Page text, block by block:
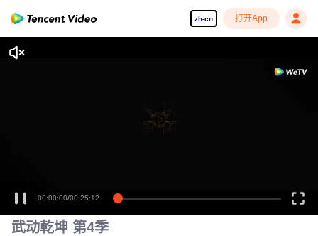
zh-cn 打开App
00:00:00/00:25:12
武动乾坤 第4季